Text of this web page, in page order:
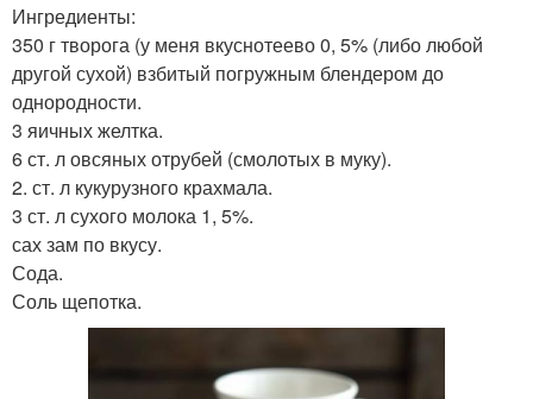
Ингредиенты:
350 г творога (у меня вкуснотеево 0, 5% (либо любой
другой сухой) взбитый погружным блендером до
однородности.
3 яичных желтка.
6 ст. л овсяных отрубей (смолотых в муку).
2. ст. л кукурузного крахмала.
3 ст. л сухого молока 1, 5%.
сах зам по вкусу.
Сода.
Соль щепотка.